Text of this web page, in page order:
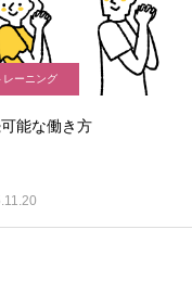
レーニング
能な働き方